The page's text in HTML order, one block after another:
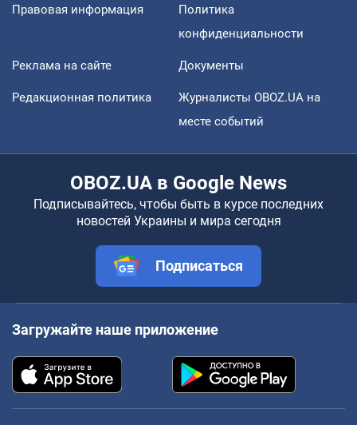
Правовая информация
Политика
конфиденциальности
Реклама на сайте Документы
Редакционная политика
Журналисты OBOZ.UA на
месте событий
OBOZ.UA в Google News
Подписывайтесь, чтобы быть в курсе последних
новостей Украины и мира сегодня
Подписаться
Загружайте наше приложение